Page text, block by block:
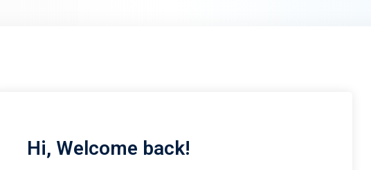
Hi, Welcome back!
Sign up